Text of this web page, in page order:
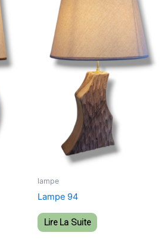
lampe
Lampe 94
Lire La Suite